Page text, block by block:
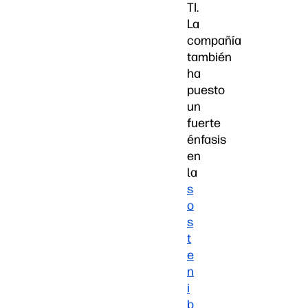
TI.
La
compañía
también
ha
puesto
un
fuerte
énfasis
en
la
s
o
s
t
e
n
i
b